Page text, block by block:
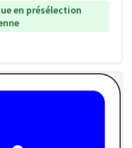
en présélection